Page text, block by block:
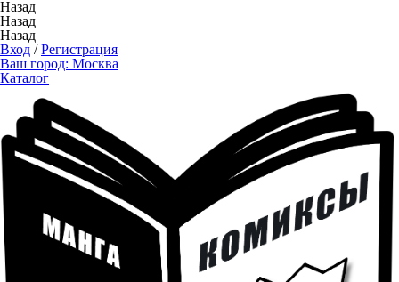
Назад
Назад
Назад
Вход /Регистрация
Ваш город: Москва
Каталог